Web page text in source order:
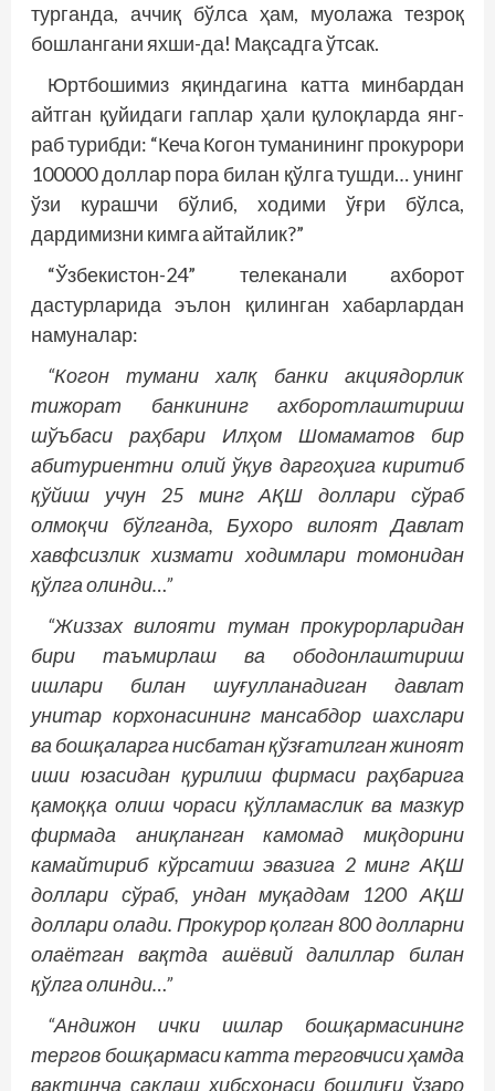
турганда, аччиқ бўлса ҳам, муолажа тезроқ
бошлангани яхши-да! Мақсадга ўтсак.
Юртбошимиз яқиндагина катта минбардан
айтган қуйидаги гаплар ҳали қулоқларда янг­
раб турибди: “Кеча Когон туманининг прокурори
100000 доллар пора билан қўлга тушди… унинг
ўзи курашчи бўлиб, ходими ўғри бўлса,
дардимизни кимга айтайлик?”
“Ўзбекистон-24” телеканали ахборот
дастурларида эълон қилинган хабарлардан
намуналар:
“Когон тумани халқ банки акциядорлик
тижорат банкининг ахборотлаштириш
шўъбаси раҳбари Илҳом Шомаматов бир
абитуриентни олий ўқув даргоҳига киритиб
қўйиш учун 25 минг АҚШ доллари сўраб
олмоқчи бўлганда, Бухоро вилоят Давлат
хавфсизлик хизмати ходимлари томонидан
қўлга олинди…”
“Жиззах вилояти туман прокурорларидан
бири таъмирлаш ва ободонлаштириш
ишлари билан шуғулланадиган давлат
унитар корхонасининг мансабдор шахслари
ва бошқаларга нисбатан қўзғатилган жиноят
иши юзасидан қурилиш фирмаси раҳбарига
қамоққа олиш чораси қўлламаслик ва мазкур
фирмада аниқланган камомад миқдорини
камайтириб кўрсатиш эвазига 2 минг АҚШ
доллари сўраб, ундан муқаддам 1200 АҚШ
доллари олади. Прокурор қолган 800 долларни
олаётган вақтда ашёвий далиллар билан
қўлга олинди…”
“Андижон ички ишлар бошқармасининг
тергов бошқармаси катта терговчиси ҳамда
вақтинча сақлаш ҳибсхонаси бошлиғи ўзаро